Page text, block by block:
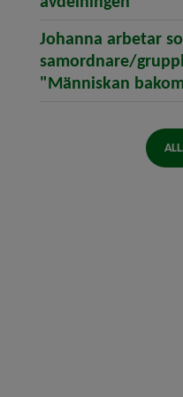
Johanna arbetar
samordnare/
"Människan